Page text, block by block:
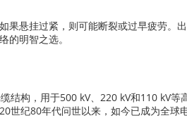
果悬挂过紧，则可能断裂或过早疲劳
明智之选。
结构，用于500 kV、220 kV和110 kV
世纪80年代问世以来，如今已成为全